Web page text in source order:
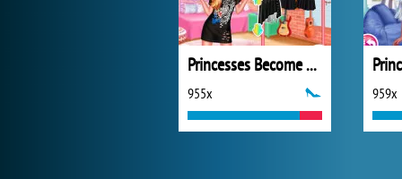
Princesses Become Rebels Punks
955x 959x